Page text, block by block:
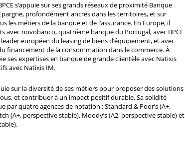
s’appuie sur ses grands réseaux de proximité Banque
profondément ancrés dans les territoires, et sur
les métiers de la banque et de l’assurance. En Europe, il
avec novobanco, quatrième banque du Portugal, avec BPCE
européen du leasing de biens d’équipement, et avec
financement de la consommation dans le commerce. À
ses expertises en banque de grande clientèle avec Natixis
avec Natixis IM.
sur la diversité de ses métiers pour proposer des solutions
et contribuer à un impact positif durable. Sa solidité
par quatre agences de notation : Standard & Poor’s (A+,
(A+, perspective stable), Moody’s (A2, perspective stable) et